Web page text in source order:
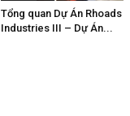
Tổng quan Dự Án Rhoads
Industries III – Dự Án...